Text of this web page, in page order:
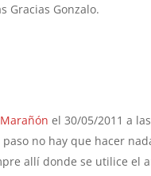
Gracias Gonzalo.
el 30/05/2011 a
paso no hay que hacer
allí donde se utilice el